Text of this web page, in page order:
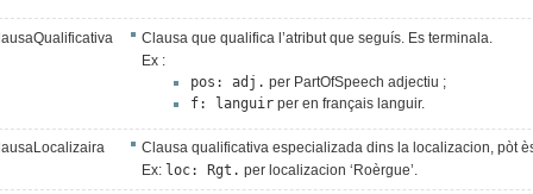
Clausa que qualifica l’atribut que seguís. Es terminala.
Ex :
pos: adj. per PartOfSpeech adjectiu ;
f: languir per en français languir.
Clausa qualificativa especializada dins la localizacion, pòt
Ex: loc: Rgt. per localizacion ‘Roèrgue’.